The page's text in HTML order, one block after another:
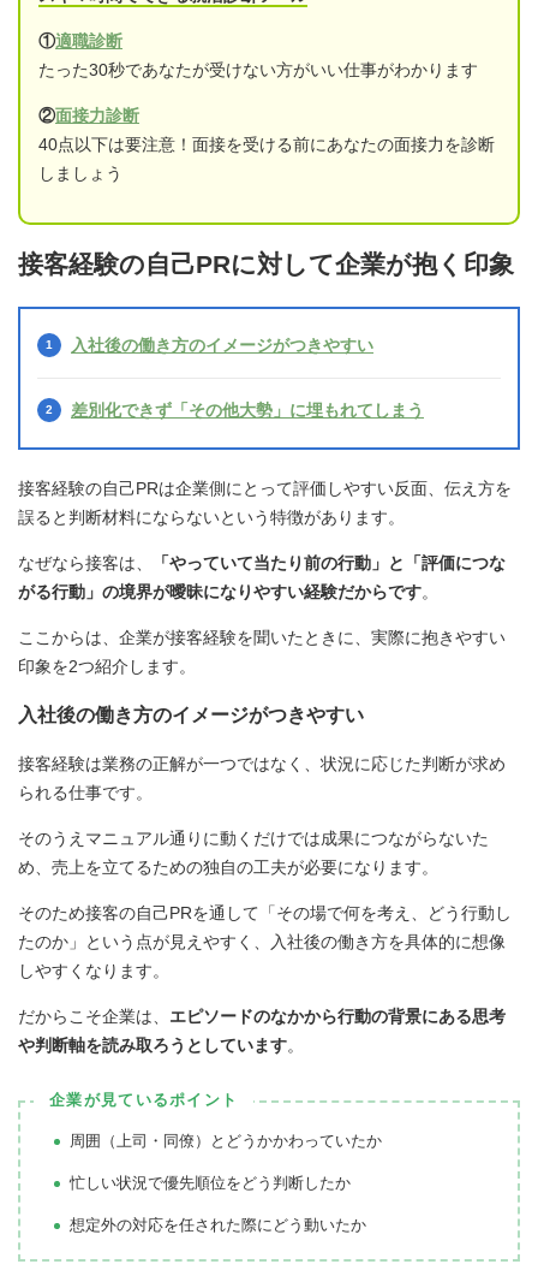
①適職診断
たった30秒であなたが受けない方がいい仕事がわかります
②面接力診断
40点以下は要注意！面接を受ける前にあなたの面接力を診断
しましょう
接客経験の自己PRに対して企業が抱く印象
入社後の働き方のイメージがつきやすい
差別化できず「その他大勢」に埋もれてしまう
接客経験の自己PRは企業側にとって評価しやすい反面、伝え方を
誤ると判断材料にならないという特徴があります。
なぜなら接客は、
「やっていて当たり前の行動」と「評価につな
がる行動」の境界が曖昧になりやすい経験だからです。
ここからは、企業が接客経験を聞いたときに、実際に抱きやすい
印象を2つ紹介します。
入社後の働き方のイメージがつきやすい
接客経験は業務の正解が一つではなく、状況に応じた判断が求め
られる仕事です。
そのうえマニュアル通りに動くだけでは成果につながらないた
め、売上を立てるための独自の工夫が必要になります。
そのため接客の自己PRを通して「その場で何を考え、どう行動し
たのか」という点が見えやすく、入社後の働き方を具体的に想像
しやすくなります。
だからこそ企業は、 エピソードのなかから行動の背景にある思考
や判断軸を読み取ろうとしています。
企業が見ているポイント
周囲（上司・同僚）とどうかかわっていたか
忙しい状況で優先順位をどう判断したか
想定外の対応を任された際にどう動いたか